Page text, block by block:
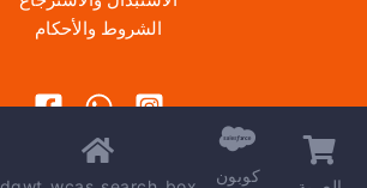
الشروط والأحكام
كوبون